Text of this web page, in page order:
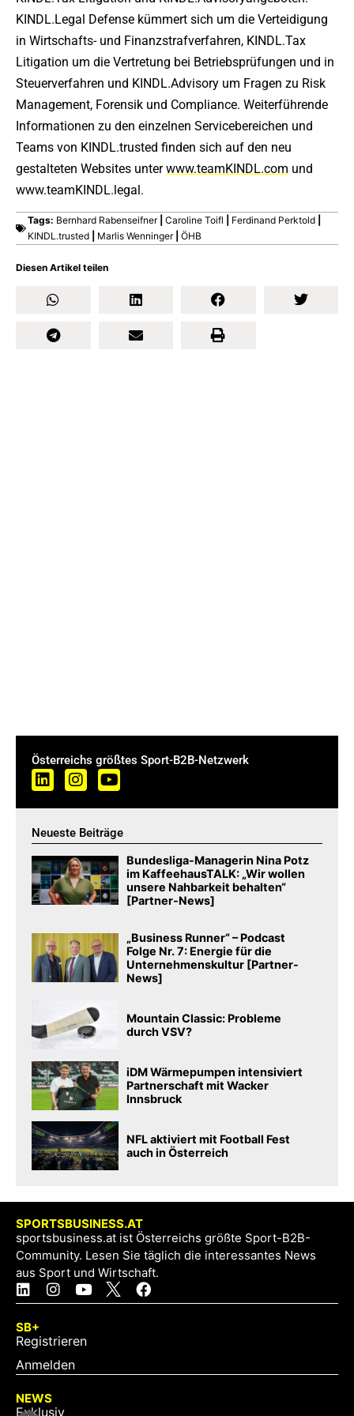
Diesen Artikel teilen
KINDL.Legal Defense kümmert sich um die Verteidigung
in Wirtschafts- und Finanzstrafverfahren, KINDL.Tax
Litigation um die Vertretung bei Betriebsprüfungen und in
Steuerverfahren und KINDL.Advisory um Fragen zu Risk
Management, Forensik und Compliance. Weiterführende
Informationen zu den einzelnen Servicebereichen und
Teams von KINDL.trusted finden sich auf den neu
gestalteten Websites unterwww.teamKINDL.com und
www.teamKINDL.legal.
Tags: Bernhard Rabenseifner| Caroline Toifl Ferdinand Perktold
KINDL.trusted
Marlis Wenninger| ÖHB
Österreichs größtes Sport-B2B-Netzwerk
Neueste Beiträge
Bundesliga-Managerin Nina Potz
im KaffeehausTALK: „Wir wollen
unsere Nahbarkeit behalten“
[Partner-News]
„Business Runner“ – Podcast
Folge Nr. 7: Energie für die
Unternehmenskultur [Partner-
News]
Mountain Classic: Probleme
durch VSV?
iDM Wärmepumpen intensiviert
Partnerschaft mit Wacker
Innsbruck
NFL aktiviert mit Football Fest
auch in Österreich
SPORTSBUSINESS.AT
sportsbusiness.at ist Österreichs größte Sport-B2B-
Community. Lesen Sie täglich die interessantes News
aus Sport und Wirtschaft.
SB+
Registrieren
Anmelden
NEWS
Exklusiv